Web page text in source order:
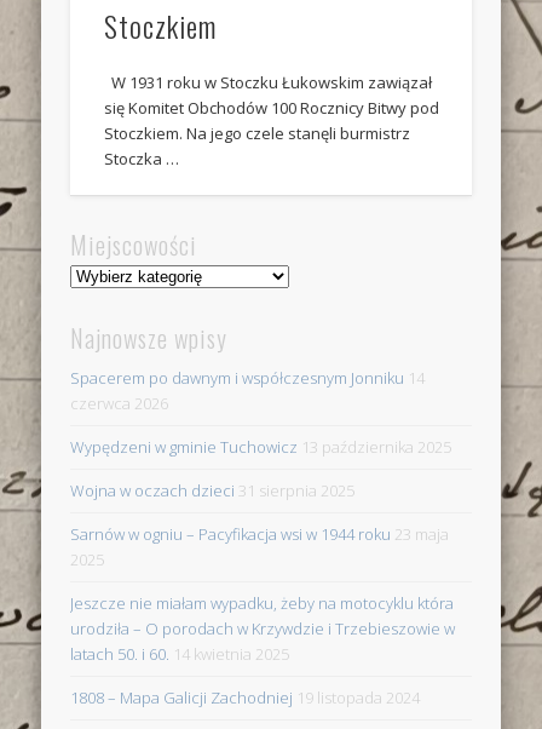
Stoczkiem
W 1931 roku w Stoczku Łukowskim zawiązał
się Komitet Obchodów 100 Rocznicy Bitwy pod
Stoczkiem. Na jego czele stanęli burmistrz
Stoczka …
Miejscowości
Miejscowości
Najnowsze wpisy
Spacerem po dawnym i współczesnym Jonniku 14
czerwca 2026
Wypędzeni w gminie Tuchowicz 13 października 2025
Wojna w oczach dzieci 31 sierpnia 2025
Sarnów w ogniu – Pacyfikacja wsi w 1944 roku 23 maja
2025
Jeszcze nie miałam wypadku, żeby na motocyklu która
urodziła – O porodach w Krzywdzie i Trzebieszowie w
latach 50. i 60. 14 kwietnia 2025
1808 – Mapa Galicji Zachodniej 19 listopada 2024